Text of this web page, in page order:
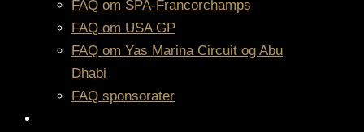
FAQ om SPA-Francorchamps
FAQ om USA GP
FAQ om Yas Marina Circuit og Abu
Dhabi
FAQ sponsorater